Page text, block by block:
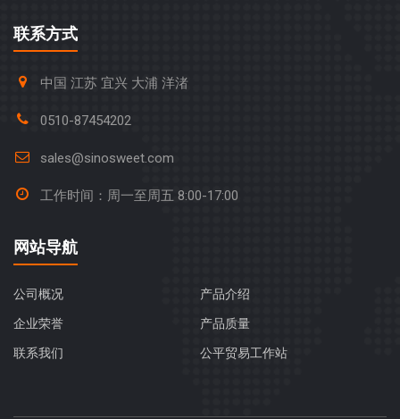
联系方式
中国 江苏 宜兴 大浦 洋渚
0510-87454202
sales@sinosweet.com
工作时间：周一至周五 8:00-17:00
网站导航
公司概况
企业荣誉
联系我们
产品介绍
产品质量
公平贸易工作站